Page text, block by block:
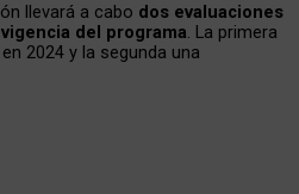
llevará a cabo dos evaluaciones
del programa. La primera
2024 y la segunda una